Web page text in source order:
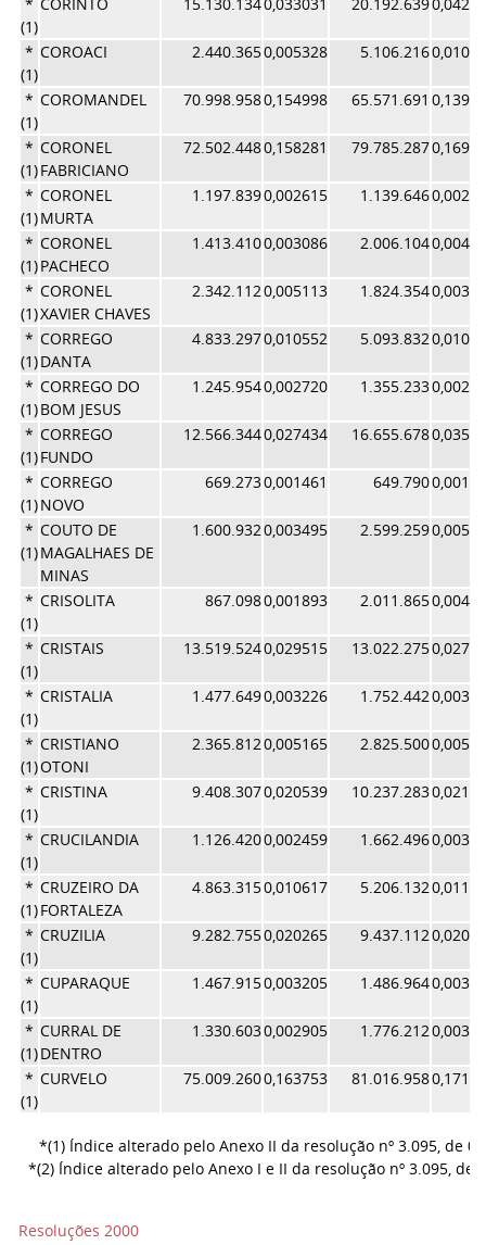
(1)
*
(1)
COROACI 2.440.3650,005328 5.106.216
*
(1)
COROMANDEL 70.998.9580,154998 65.571.691
*
(1)
CORONEL
FABRICIANO
72.502.4480,158281 79.785.287
*
(1)
CORONEL
MURTA
1.197.8390,002615 1.139.646
*
(1)
CORONEL
PACHECO
1.413.4100,003086 2.006.104
*
(1)
CORONEL
XAVIER CHAVES
2.342.1120,005113 1.824.354
*
(1)
CORREGO
DANTA
4.833.2970,010552 5.093.832
*
(1)
CORREGO DO
BOM JESUS
1.245.9540,002720 1.355.233
*
(1)
CORREGO
FUNDO
12.566.3440,027434 16.655.678
*
(1)
CORREGO
NOVO
669.2730,001461 649.790
*
(1)
COUTO DE
MAGALHAES DE
MINAS
1.600.9320,003495 2.599.259
*
(1)
CRISOLITA 867.0980,001893 2.011.865
*
(1)
CRISTAIS 13.519.5240,029515 13.022.275
*
(1)
CRISTALIA 1.477.6490,003226 1.752.442
*
(1)
CRISTIANO
OTONI
2.365.8120,005165 2.825.500
*
(1)
CRISTINA 9.408.3070,020539 10.237.283
*
(1)
CRUCILANDIA 1.126.4200,002459 1.662.496
*
(1)
CRUZEIRO DA
FORTALEZA
4.863.3150,010617 5.206.132
*
(1)
CRUZILIA 9.282.7550,020265 9.437.112
*
(1)
CUPARAQUE 1.467.9150,003205 1.486.964
*
(1)
CURRAL DE
DENTRO
1.330.6030,002905 1.776.212
*
(1)
CURVELO 75.009.2600,163753 81.016.958
*(1) Índice alterado pelo Anexo II da resolução nº 3.095, de
*(2) Índice alterado pelo Anexo I e II da resolução nº 3.095, de
Resoluções 2000